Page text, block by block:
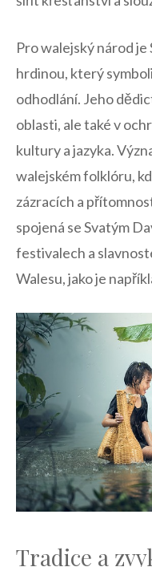
Pro walejský⁢ národ‍
hrdinou, který
odhodlání. Jeho
oblasti, ‍ale také​ v
⁣kultury a jazyka.
walejském folklóru,
zázracích ​a
spojená ⁤se Svatým
festivalech a
⁢Walesu, jako je
Tradice a⁤